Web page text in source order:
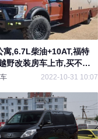
寓,6.7L柴油+10AT,福特
野改装房车上市,买不起
2022-10-31 10:07